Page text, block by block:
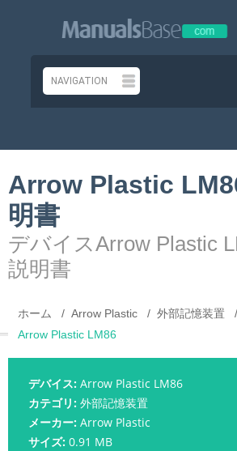
Arrow Plastic
明書
デバイスArrow Plastic
説明書
ホーム Arrow Plastic
外部記憶装置
Arrow Plastic LM86
デバイス: Arrow Plastic LM86
カテゴリ: 外部記憶装置
メーカー: Arrow Plastic
サイズ: 0.91 MB